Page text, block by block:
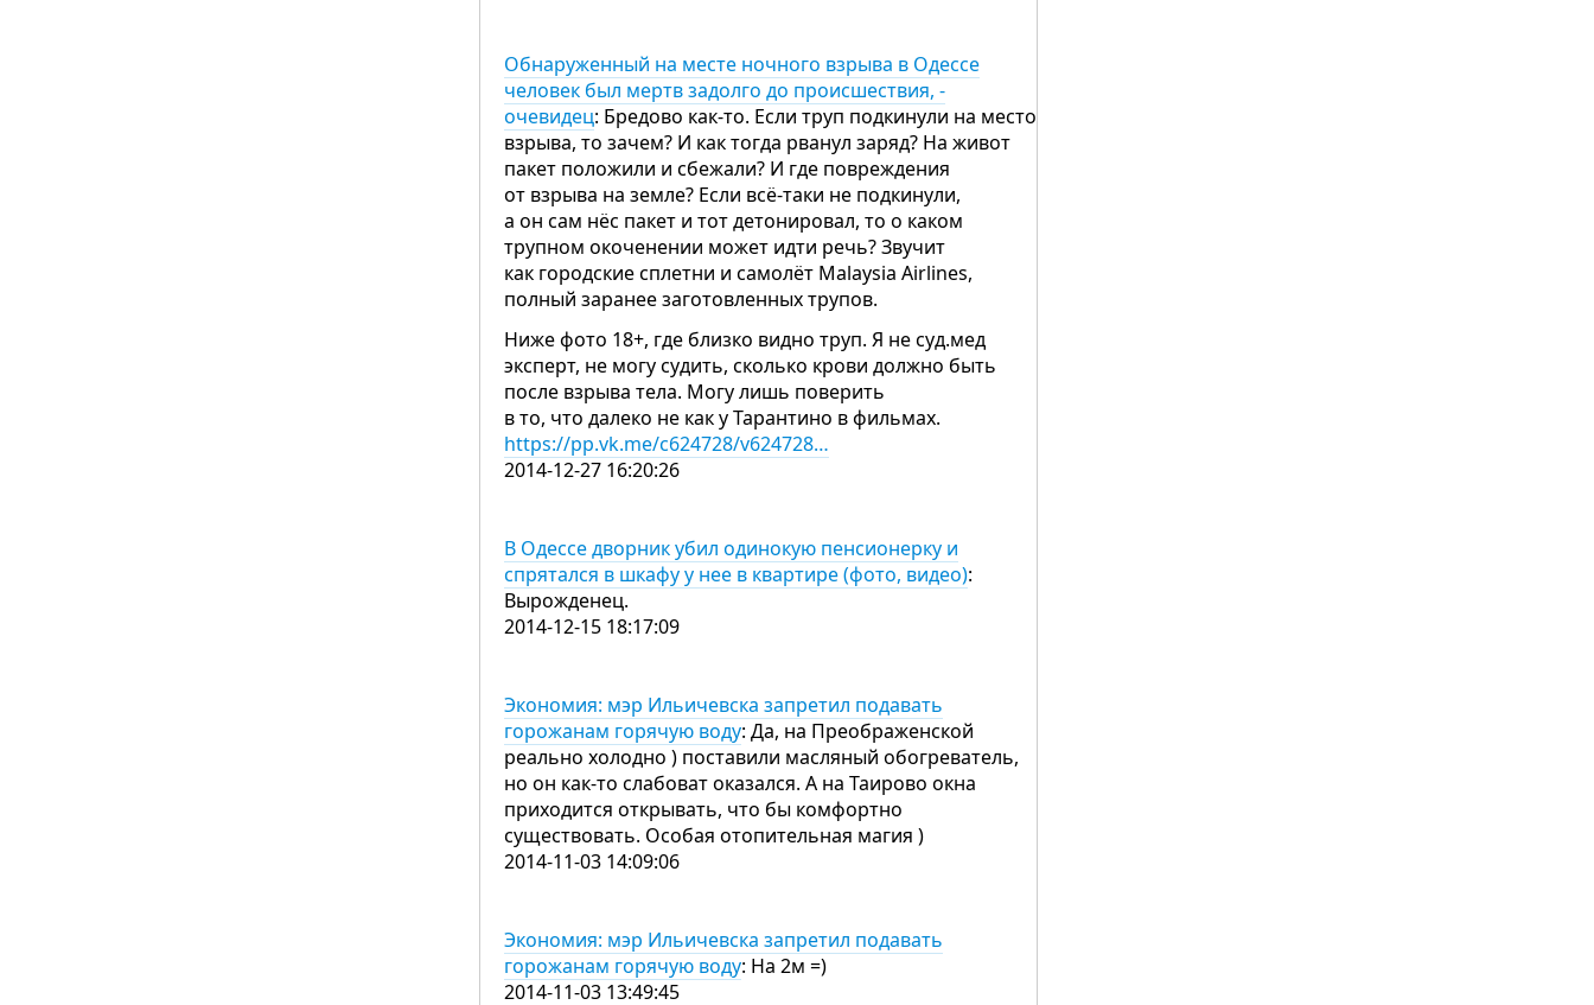
Обнаруженный на месте ночного взрыва в Одессе
человек был мертв задолго до происшествия, -
очевидец: Бредово как-то. Если труп подкинули на место
взрыва, то зачем? И как тогда рванул заряд? На живот
пакет положили и сбежали? И где повреждения
от взрыва на земле? Если всё-таки не подкинули,
а он сам нёс пакет и тот детонировал, то о каком
трупном окоченении может идти речь? Звучит
как городские сплетни и самолёт Malaysia Airlines,
полный заранее заготовленных трупов.
Ниже фото 18+, где близко видно труп. Я не суд.мед
эксперт, не могу судить, сколько крови должно быть
после взрыва тела. Могу лишь поверить
в то, что далеко не как у Тарантино в фильмах.
https://pp.vk.me/c624728/v624728…
2014-12-27 16:20:26
В Одессе дворник убил одинокую пенсионерку и
спрятался в шкафу у нее в квартире (фото, видео):
Вырожденец.
2014-12-15 18:17:09
Экономия: мэр Ильичевска запретил подавать
горожанам горячую воду: Да, на Преображенской
реально холодно ) поставили масляный обогреватель,
но он как-то слабоват оказался. А на Таирово окна
приходится открывать, что бы комфортно
существовать. Особая отопительная магия )
2014-11-03 14:09:06
Экономия: мэр Ильичевска запретил подавать
горожанам горячую воду: На 2м =)
2014-11-03 13:49:45